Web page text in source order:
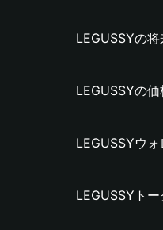
LEGUSSYの将
LEGUSSYの
LEGUSSYウ
LEGUSSYト